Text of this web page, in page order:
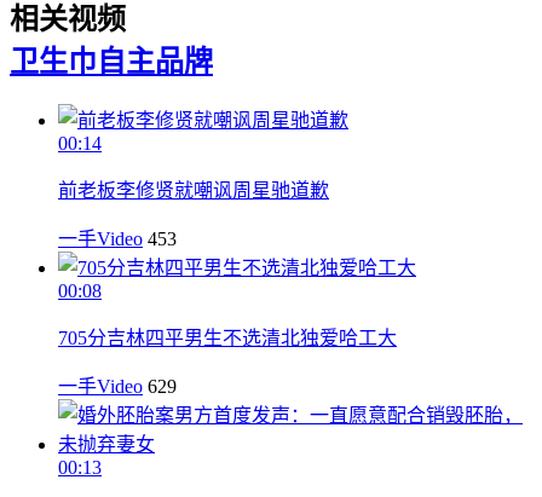
相关视频
卫生巾 自主品牌
00:14
前老板李修贤就嘲讽周星驰道歉
一手Video 453
00:08
705分吉林四平男生不选清北独爱哈工大
一手Video 629
00:13